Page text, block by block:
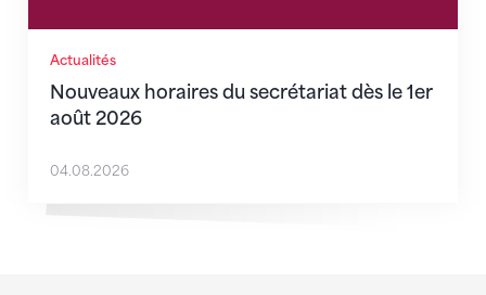
Actualités
Nouveaux horaires du secrétariat dès le 1er
août 2026
04.08.2026